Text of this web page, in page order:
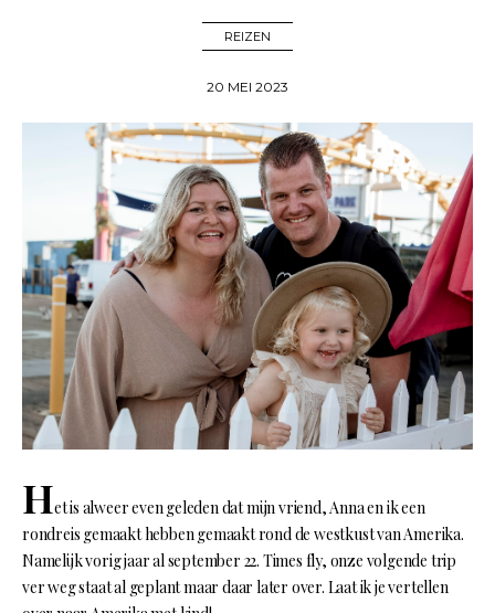
REIZEN
20 MEI 2023
Het is alweer even geleden dat mijn vriend, Anna en ik een
rondreis gemaakt hebben gemaakt rond de westkust van Amerika.
Namelijk vorig jaar al september 22. Times fly, onze volgende trip
ver weg staat al geplant maar daar later over. Laat ik je vertellen